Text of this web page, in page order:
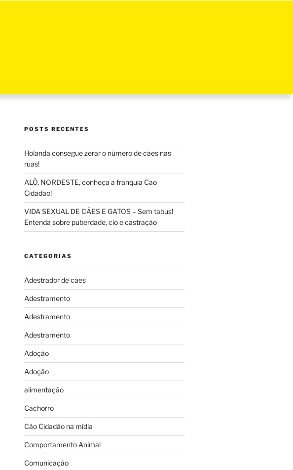
POSTS RECENTES
Holanda consegue zerar o número de cães nas
ruas!
ALÔ, NORDESTE, conheça a franquia Cao
Cidadão!
VIDA SEXUAL DE CÃES E GATOS – Sem tabus!
Entenda sobre puberdade, cio e castração
CATEGORIAS
Adestrador de cães
Adestramento
Adestramento
Adestramento
Adoção
Adoção
alimentação
Cachorro
Cão Cidadão na mídia
Comportamento Animal
Comunicação